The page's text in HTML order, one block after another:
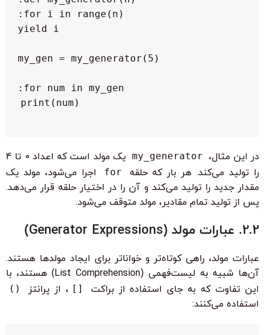
در این مثال، my_generator
یک مولد است که اعداد 0 تا 4
را تولید می‌کند. هر بار که حلقه
for
اجرا می‌شود، مولد یک
مقدار جدید را تولید می‌کند و آن را در اختیار حلقه قرار می‌دهد.
پس از تولید تمام مقادیر، مولد متوقف می‌شود.
2.2. عبارات مولد (Generator Expressions)
عبارات مولد، راهی کوتاه‌تر و خواناتر برای ایجاد مولدها هستند.
آن‌ها شبیه به لیست‌فهمی (List Comprehension) هستند، با
این تفاوت که به جای استفاده از براکت
[] ، از پرانتز ()
استفاده می‌کنند: